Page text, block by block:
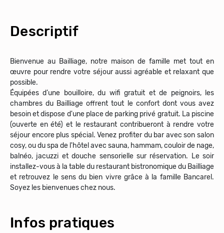
Descriptif
Bienvenue au Bailliage, notre maison de famille met tout en
œuvre pour rendre votre séjour aussi agréable et relaxant que
possible.
Équipées d’une bouilloire, du wifi gratuit et de peignoirs, les
chambres du Bailliage offrent tout le confort dont vous avez
besoin et dispose d'une place de parking privé gratuit. La piscine
(ouverte en été) et le restaurant contribueront à rendre votre
séjour encore plus spécial. Venez profiter du bar avec son salon
cosy, ou du spa de l'hôtel avec sauna, hammam, couloir de nage,
balnéo, jacuzzi et douche sensorielle sur réservation. Le soir
installez-vous à la table du restaurant bistronomique du Bailliage
et retrouvez le sens du bien vivre grâce à la famille Bancarel.
Soyez les bienvenues chez nous.
Infos pratiques